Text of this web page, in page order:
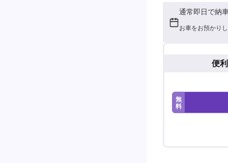
通常即日で納
お車をお預かり
便
無
料